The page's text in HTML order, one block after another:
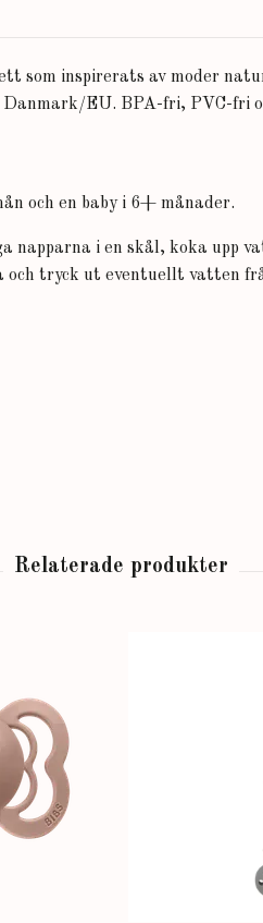
som inspirerats av moder
Danmark/EU. BPA-fri, PVC-fri
och en baby i 6+ månader.
i en skål, koka upp
tryck ut eventuellt vatten